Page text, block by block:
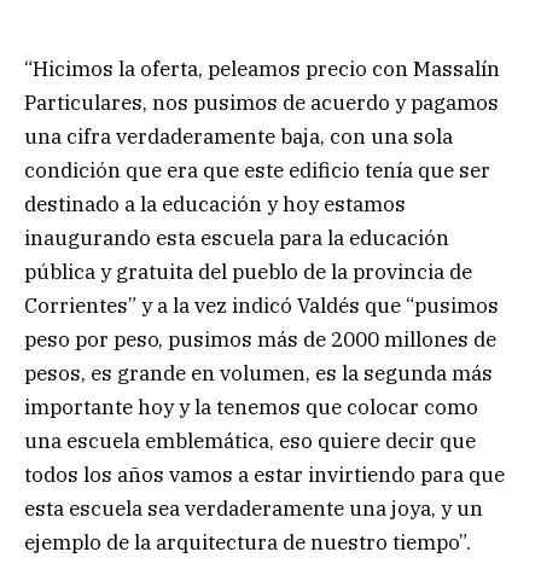
“Hicimos la oferta, peleamos precio con Massalín
Particulares, nos pusimos de acuerdo y pagamos
una cifra verdaderamente baja, con una sola
condición que era que este edificio tenía que ser
destinado a la educación y hoy estamos
inaugurando esta escuela para la educación
pública y gratuita del pueblo de la provincia de
Corrientes” y a la vez indicó Valdés que “pusimos
peso por peso, pusimos más de 2000 millones de
pesos, es grande en volumen, es la segunda más
importante hoy y la tenemos que colocar como
una escuela emblemática, eso quiere decir que
todos los años vamos a estar invirtiendo para que
esta escuela sea verdaderamente una joya, y un
ejemplo de la arquitectura de nuestro tiempo”.